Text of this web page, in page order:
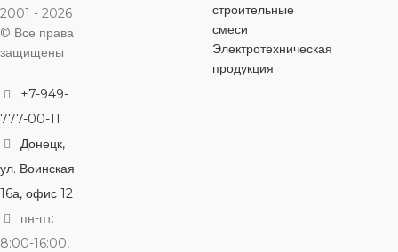
для всех типов ЛКМ,
для всех типов ЛКМ
2001 - 2026
© Все права
защищены
+7-949-
777-00-11
Донецк,
ул. Воинская
16а, офис 12
пн-пт:
8:00-16:00,
строительные
смеси
Электротехническая
продукция